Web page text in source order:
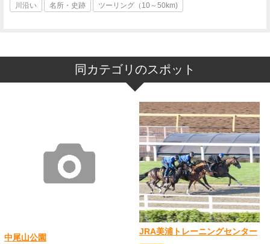
川沿い 名所・史跡 ツーリング（10～50km)
同カテゴリのスポット
中尾山公園
JRA美浦トレーニングセンター